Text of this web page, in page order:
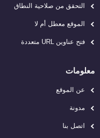
التحقق من صلاحية النطاق
الموقع معطل أم لا
فتح عناوين URL متعددة
معلومات
عن الموقع
مدونة
اتصل بنا